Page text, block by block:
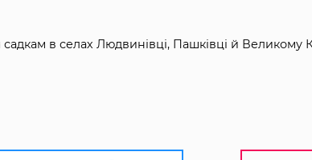
в селах Людвинівці, Пашківці й Великому